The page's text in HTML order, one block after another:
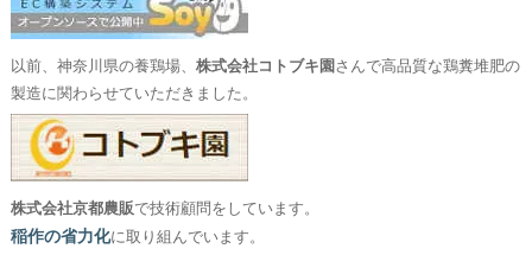
以前、神奈川県の養鶏場、 株式会社コトブキ園 さんで高品質な鶏糞堆肥の
製造に関わらせていただきました。
株式会社京都農販で技術顧問をしています。
稲作の省力化に取り組んでいます。